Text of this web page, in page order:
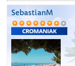
SebastianM